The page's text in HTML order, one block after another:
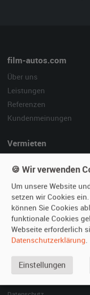
film-autos.com
Über uns
Leistungen
Referenzen
Kundenmeinungen
Vermieten
Fotos senden
Fragen für Vermieter
Inserat verwalten
SPECIAL
Berühmte Filmautos –
🍪 Wir verwenden
Um unsere Website
setzen wir Cookies
können Sie Cookies
funktionale Cookies
Webseite erforderlich
Datenschutzerklärung.
Einstellungen